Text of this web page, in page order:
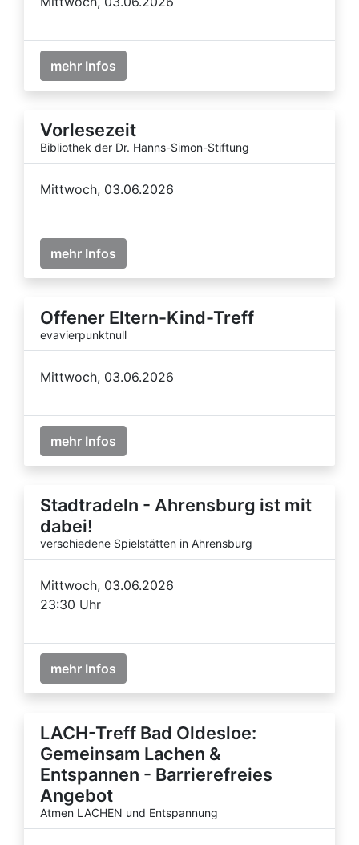
mehr Infos
Vorlesezeit
Bibliothek der Dr. Hanns-Simon-Stiftung
Mittwoch, 03.06.2026
mehr Infos
Offener Eltern-Kind-Treff
evavierpunktnull
Mittwoch, 03.06.2026
mehr Infos
Stadtradeln - Ahrensburg ist mit
dabei!
verschiedene Spielstätten in Ahrensburg
Mittwoch, 03.06.2026
23:30 Uhr
mehr Infos
LACH-Treff Bad Oldesloe:
Gemeinsam Lachen &
Entspannen - Barrierefreies
Angebot
Atmen LACHEN und Entspannung